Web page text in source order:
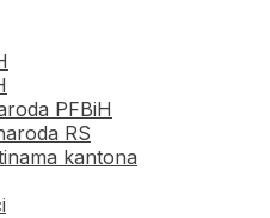
PFBiH
RS
kantona